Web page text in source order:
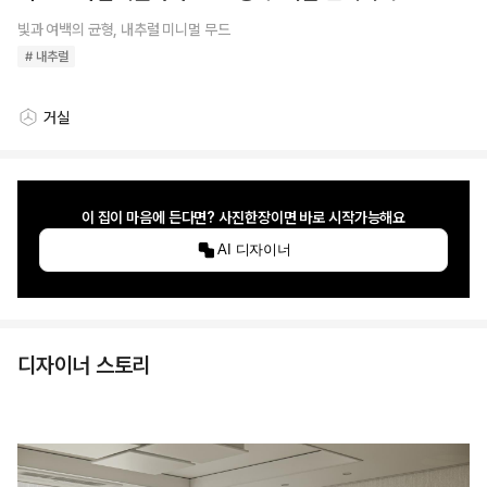
빛과 여백의 균형, 내추럴 미니멀 무드
# 내추럴
스타일링 공간
거실
이 집이 마음에 든다면? 사진한장이면 바로 시작가능해요
AI 디자이너
디자이너 스토리